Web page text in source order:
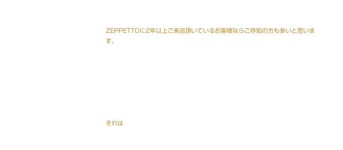
ZEPPETTOに2年以上ご来店頂いているお客様ならご存知の方も多いと思いま
す。
それは